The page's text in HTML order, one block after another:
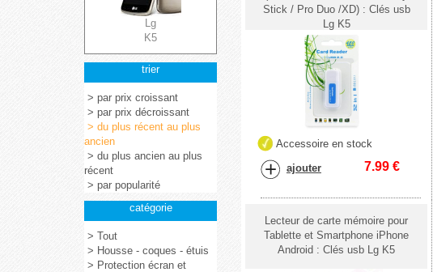
Lg
K5
trier
> par prix croissant
> par prix décroissant
> du plus récent au plus
ancien
> du plus ancien au plus
récent
> par popularité
catégorie
> Tout
> Housse - coques - étuis
> Protection écran et
Stick / Pro Duo /XD) : Clés usb
Lg K5
Accessoire en stock
ajouter 7.99€
Lecteur de carte mémoire pour
Tablette et Smartphone iPhone
Android : Clés usb Lg K5